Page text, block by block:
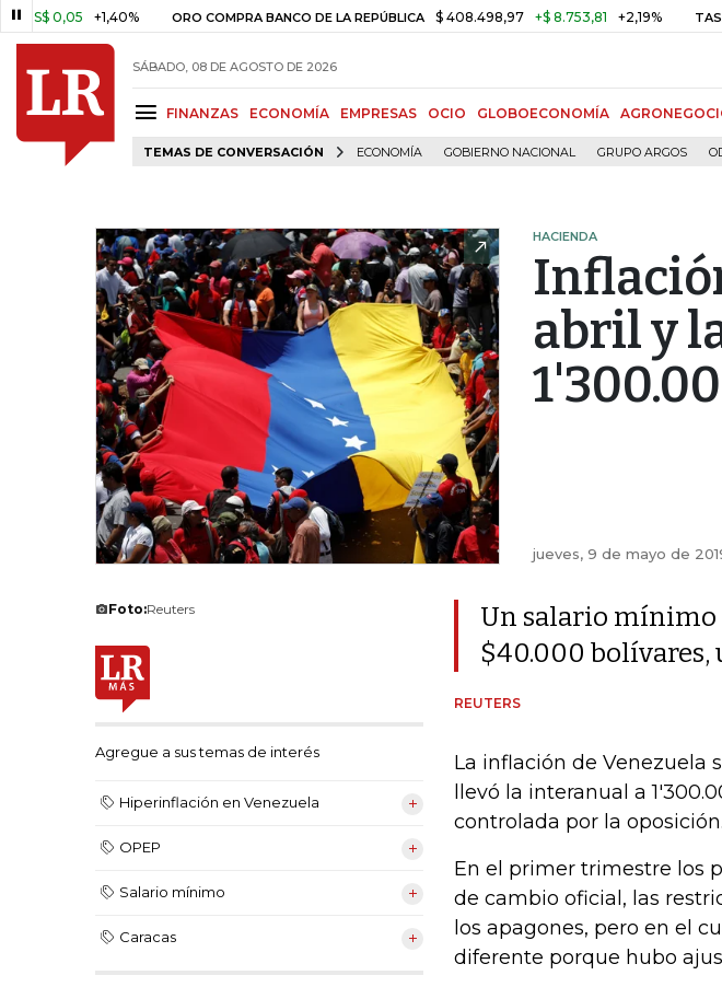
+1,40% ORO COMPRA BANCO DE LA REPÚBLICA $ 408.498,97 +$ 8.753,81 +2,19% TASA DE
SÁBADO, 08 DE AGOSTO DE 2026
FINANZAS ECONOMÍA EMPRESAS OCIO GLOBOECONOMÍA
TEMAS DE CONVERSACIÓN ECONOMÍA GOBIERNO NACIONAL GRUPO ARGOS
HACIENDA
abril y
jueves, 9 de mayo de
Foto:Reuters
Agregue a sus temas de interés
Hiperinflación en Venezuela
OPEP
Salario mínimo
Caracas
Un salario mínimo
$40.000 bolívares,
REUTERS
La inflación de Venezuela
llevó la interanual a
controlada por la oposición.
En el primer trimestre los
de cambio oficial, las
los apagones, pero en el
diferente porque hubo